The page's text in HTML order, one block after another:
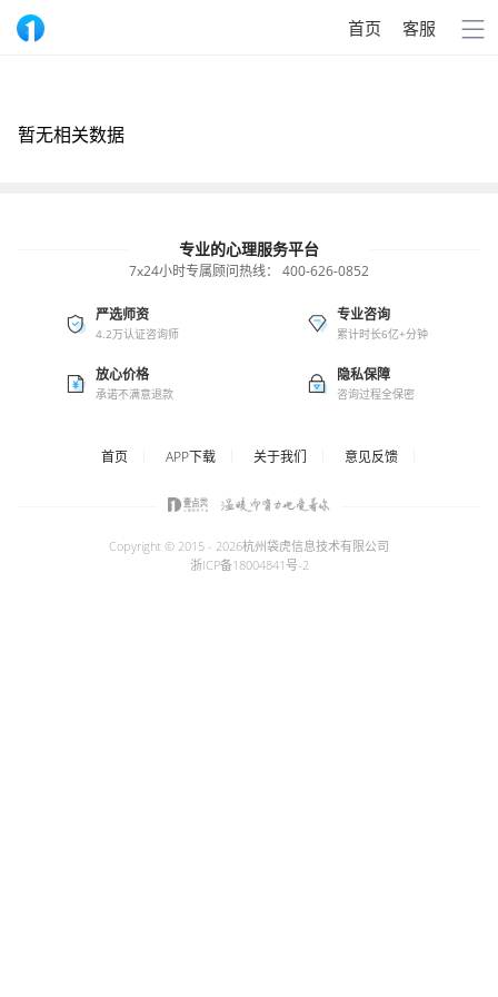
首页 客服
暂无相关数据
专业的心理服务平台
7x24小时专属顾问热线： 400-626-0852
严选师资
4.2万认证咨询师
专业咨询
累计时长6亿+分钟
放心价格
承诺不满意退款
隐私保障
咨询过程全保密
首页 APP下载 关于我们 意见反馈
Copyright © 2015 - 2026杭州袋虎信息技术有限公司
浙ICP备18004841号-2